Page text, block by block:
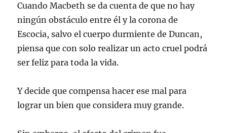
Cuando Macbeth se da cuenta de que no hay
ningún obstáculo entre él y la corona de
Escocia, salvo el cuerpo durmiente de Duncan,
piensa que con solo realizar un acto cruel podrá
ser feliz para toda la vida.
Y decide que compensa hacer ese mal para
lograr un bien que considera muy grande.